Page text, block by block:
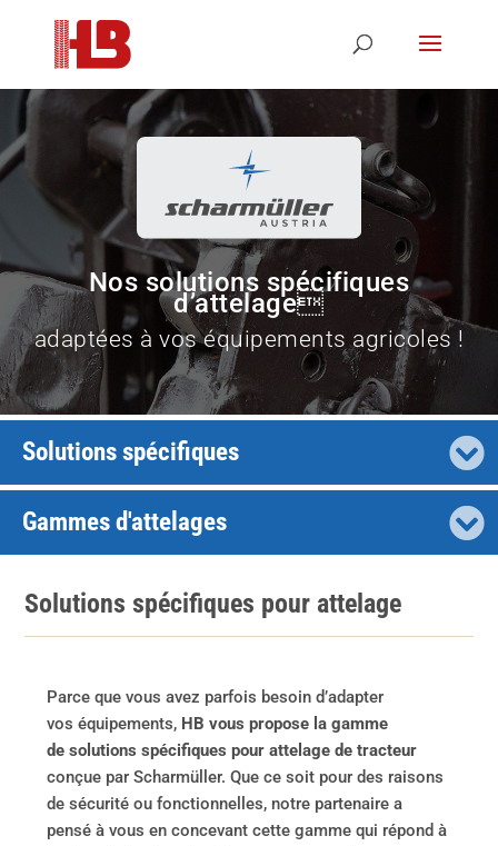
Nos solutions spécifiques
d’attelage
adaptées à vos équipements agricoles !
Solutions spécifiques
Gammes d'attelages
Solutions spécifiques pour attelage
Parce que vous avez parfois besoin d’adapter
vos équipements, HB vous propose la gamme
de solutions spécifiques pour attelage de tracteur
conçue par Scharmüller. Que ce soit pour des raisons
de sécurité ou fonctionnelles, notre partenaire a
pensé à vous en concevant cette gamme qui répond à